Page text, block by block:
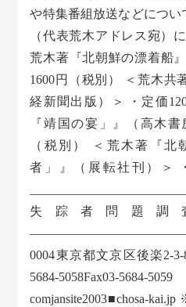
や特集番組放送などにつ
（代表荒木アドレス宛）
荒木著『北朝鮮の漂着船
1600円（税別） ＜荒木共
経新聞出版）＞ ・定価
『靖国の宴」』（高木書
（税別） ＜荒木著『北
者」』（展転社刊）＞
失踪者問題調
0004東京都文京区後楽2-
5684-5058Fax03-
comjansite2003■chosa-